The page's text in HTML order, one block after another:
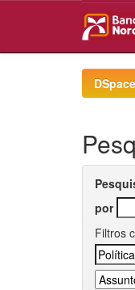
por
Filtros